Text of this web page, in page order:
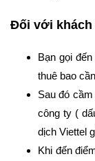
Đối với khách
Bạn gọi
thuê bao
Sau đó
công ty (
dịch Viettel
Khi đến